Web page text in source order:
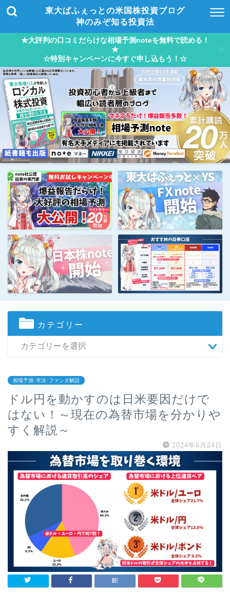
東大ぱふぇっとの米国株投資ブログ
神のみぞ知る投資法
★大評判の口コミだらけな相場予測noteを無料で読める！
★
☆特別キャンペーンに今すぐ申し込もう！☆
カテゴリー
相場予測･市況･ファンダ解説
ドル円を動かすのは日米要因だけで
はない！～現在の為替市場を分かりや
すく解説～
2024年6月24日